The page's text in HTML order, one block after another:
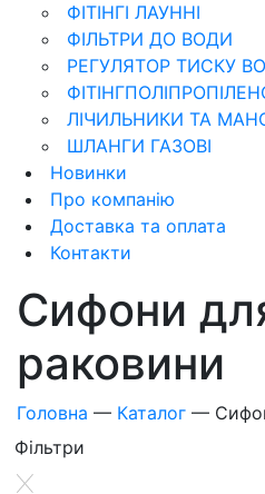
ФІТІНГІ ЛАУННІ
ФІЛЬТРИ ДО ВОДИ
РЕГУЛЯТОР ТИСКУ
ЛІЧИЛЬНИКИ ТА
ШЛАНГИ ГАЗОВІ
Новинки
Про компанію
Доставка та оплата
Контакти
Сифони
раковини
Головна — Каталог —
Фiльтри